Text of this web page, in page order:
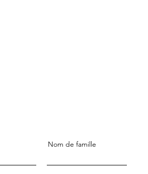
Nom de famille